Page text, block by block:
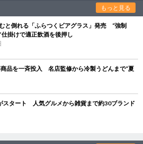
もっと見る
と倒れる「ふらつくビアグラス」発売 “強制
掛けで適正飲酒を後押し
品を一斉投入 名店監修から冷製うどんまで“夏
スタート 人気グルメから雑貨まで約30ブランド